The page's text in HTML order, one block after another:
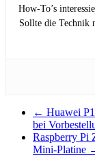
How-To’s
Sollte die Technik
← Huawei
bei
Raspberry Pi
Mini-Platine